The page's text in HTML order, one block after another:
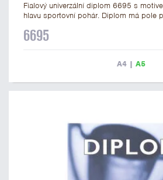
Fialový univerzální diplom 6695 s
hlavu sportovní pohár. Diplom má pole
formátu A4 a A5. Tento univerzální
motivem vítězů s pohárem má gramáž
6695
A4| A5